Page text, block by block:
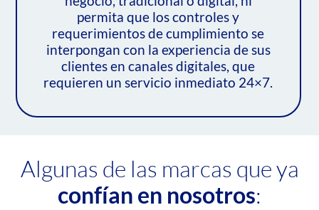
permita que los controles y
requerimientos de cumplimiento se
interpongan con la experiencia de sus
clientes en canales digitales, que
requieren un servicio inmediato 24×7.
Algunas de las marcas que ya
confían en nosotros: